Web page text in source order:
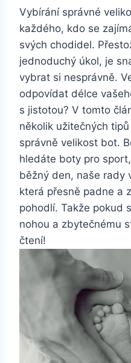
Vybírání správné
každého, kdo se
svých chodidel.
jednoduchý úkol, je
vybrat si nesprávně.
odpovídat délce
s jistotou? V tomto
několik užitečných
správně velikost bot.
hledáte boty pro
běžný den, naše rady
která přesně padne a
pohodlí. Takže pokud
nohou a zbytečnému
čtení!